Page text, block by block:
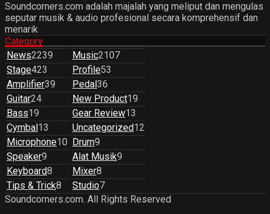
Soundcorners.com adalah majalah yang meliput dan mengulas
seputar musik & audio profesional secara komprehensif dan
menarik
Category
News2239 Music2107
Stage423 Profile53
Amplifier39 Pedal 36
Guitar24 New Product19
Bass19 Gear Review13
Cymbal 13 Uncategorized12
Microphone10 Drum9
Speaker9 Alat Musik9
Keyboard8 Mixer8
Tips & Trick8 Studio7
Soundcorners.com. All Rights Reserved